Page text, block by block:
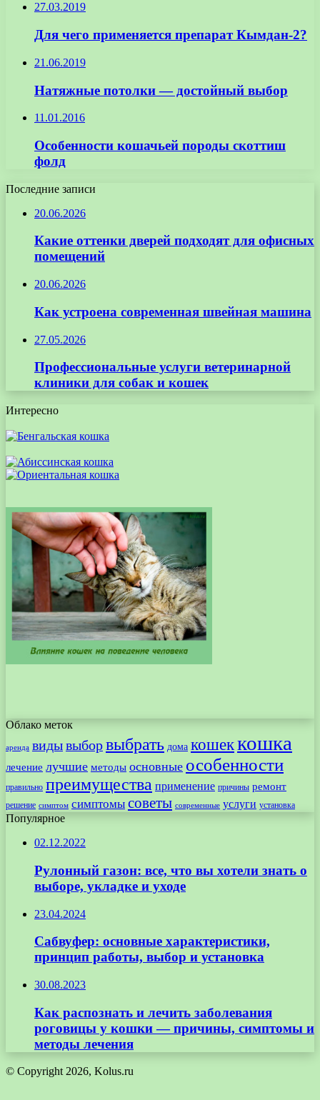
27.03.2019
Для чего применяется препарат Кымдан-2?
21.06.2019
Натяжные потолки — достойный выбор
11.01.2016
Особенности кошачьей породы скоттиш
фолд
Последние записи
20.06.2026
Какие оттенки дверей подходят для офисных
помещений
20.06.2026
Как устроена современная швейная машина
27.05.2026
Профессиональные услуги ветеринарной
клиники для собак и кошек
Интересно
Облако меток
аренда видывыборвыбрать дома кошеккошка
лечение лучшие методы основные особенности
правильно преимущества применение причины ремонт
решение симптом симптомы советы современные услуги установка
Популярное
02.12.2022
Рулонный газон: все, что вы хотели знать о
выборе, укладке и уходе
23.04.2024
Сабвуфер: основные характеристики,
принцип работы, выбор и установка
30.08.2023
Как распознать и лечить заболевания
роговицы у кошки — причины, симптомы и
методы лечения
© Copyright 2026, Kolus.ru